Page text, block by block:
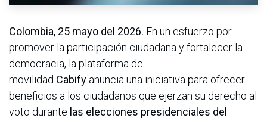
Colombia, 25 mayo del 2026. En un esfuerzo por
promover la participación ciudadana y fortalecer la
democracia, la plataforma de
movilidad Cabify anuncia una iniciativa para ofrecer
beneficios a los ciudadanos que ejerzan su derecho al
voto durante las elecciones presidenciales del